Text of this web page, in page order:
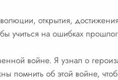
открытия,
учиться на ошибках
войне. Я узнал о
об этой войне,